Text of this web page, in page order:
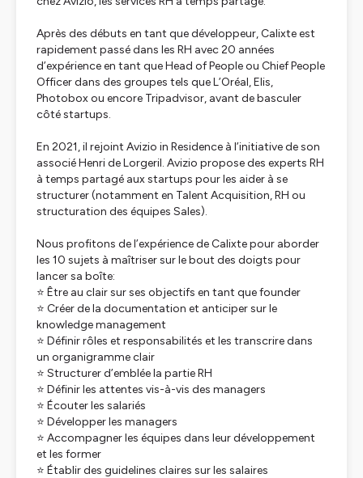
Après des débuts en tant que développeur, Calixte est
rapidement passé dans les RH avec 20 années
d’expérience en tant que Head of People ou Chief People
Officer dans des groupes tels que L’Oréal, Elis,
Photobox ou encore Tripadvisor, avant de basculer
côté startups.
En 2021, il rejoint Avizio in Residence à l’initiative de son
associé Henri de Lorgeril. Avizio propose des experts RH
à temps partagé aux startups pour les aider à se
structurer (notamment en Talent Acquisition, RH ou
structuration des équipes Sales).
Nous profitons de l’expérience de Calixte pour aborder
les 10 sujets à maîtriser sur le bout des doigts pour
lancer sa boîte:
⭐ Être au clair sur ses objectifs en tant que founder
⭐ Créer de la documentation et anticiper sur le
knowledge management
⭐ Définir rôles et responsabilités et les transcrire dans
un organigramme clair
⭐ Structurer d’emblée la partie RH
⭐ Définir les attentes vis-à-vis des managers
⭐ Écouter les salariés
⭐ Développer les managers
⭐ Accompagner les équipes dans leur développement
et les former
⭐ Établir des guidelines claires sur les salaires